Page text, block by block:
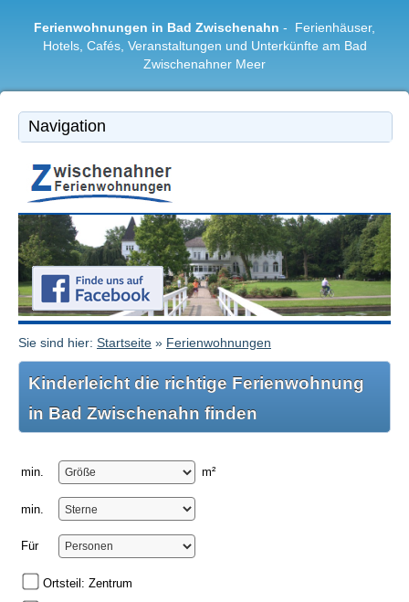
Ferienwohnungen in Bad Zwischenahn - Ferienhäuser,
Hotels, Cafés, Veranstaltungen und Unterkünfte am Bad
Zwischenahner Meer
|
Ferienwohnungen
|
Freizeitangebote
|
Restaurants & Cafés
|
Region
Sie sind hier: Startseite » Ferienwohnungen
Kinderleicht die richtige Ferienwohnung
in Bad Zwischenahn finden
min. m²
min.
Für
Ortsteil: Zentrum